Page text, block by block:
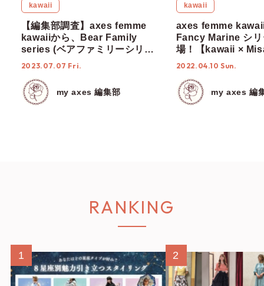
kawaii
【編集部調査】axes femme
kawaiiから、Bear Family
series (ベアファミリーシリー
ズ)が新登場♡【TiTi × kawaii
2023.07.07 Fri.
my axes 編集部
kawaii
axes femme
Fancy Marine シリ
場！【kawaii ×
& RinRin Doll 】
2022.04.10 Sun.
my axes 編
RANKING
1 2